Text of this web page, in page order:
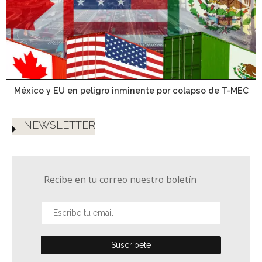
México y EU en peligro inminente por colapso de T-MEC
NEWSLETTER
Recibe en tu correo nuestro boletín